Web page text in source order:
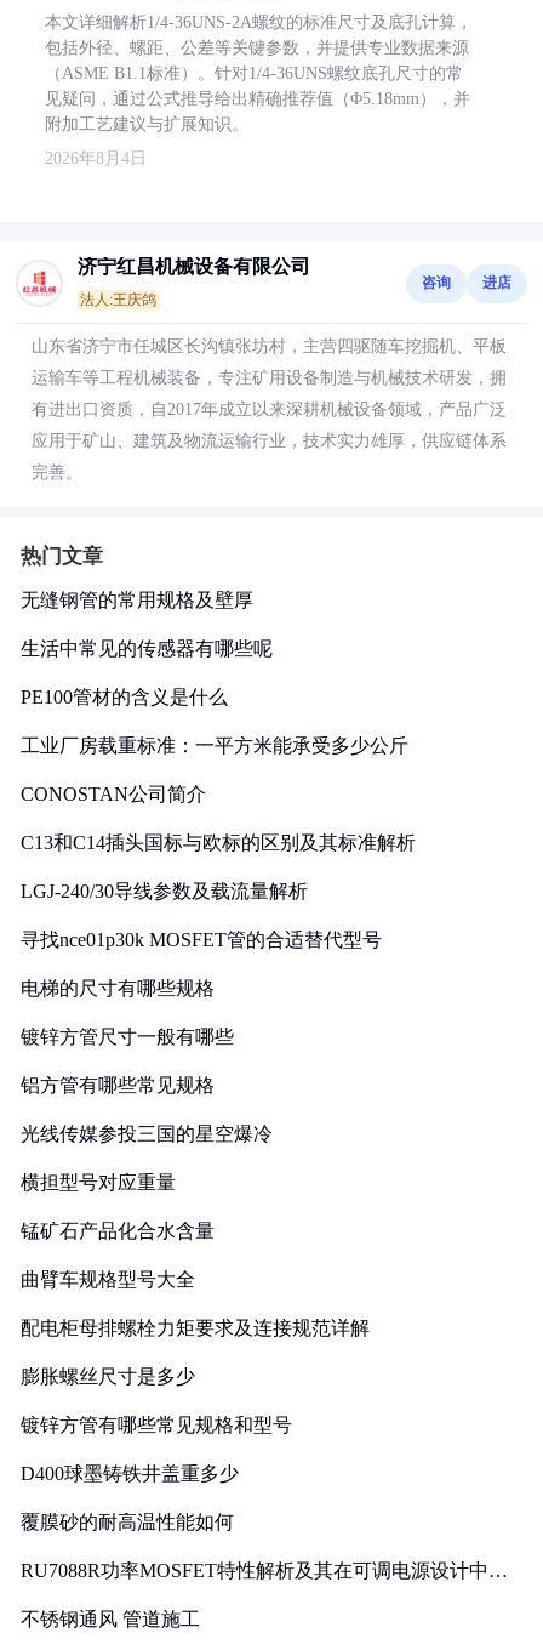
本文详细解析1/4-36UNS-2A螺纹的标准尺寸及底孔计算，
包括外径、螺距、公差等关键参数，并提供专业数据来源
（ASME B1.1标准）。针对1/4-36UNS螺纹底孔尺寸的常
见疑问，通过公式推导给出精确推荐值（Φ5.18mm），并
附加工艺建议与扩展知识。
2026年8月4日
济宁红昌机械设备有限公司
法人:王庆鸽
咨询 进店
山东省济宁市任城区长沟镇张坊村，主营四驱随车挖掘机、平板
运输车等工程机械装备，专注矿用设备制造与机械技术研发，拥
有进出口资质，自2017年成立以来深耕机械设备领域，产品广泛
应用于矿山、建筑及物流运输行业，技术实力雄厚，供应链体系
完善。
热门文章
无缝钢管的常用规格及壁厚
生活中常见的传感器有哪些呢
PE100管材的含义是什么
工业厂房载重标准：一平方米能承受多少公斤
CONOSTAN公司简介
C13和C14插头国标与欧标的区别及其标准解析
LGJ-240/30导线参数及载流量解析
寻找nce01p30k MOSFET管的合适替代型号
电梯的尺寸有哪些规格
镀锌方管尺寸一般有哪些
铝方管有哪些常见规格
光线传媒参投三国的星空爆冷
横担型号对应重量
锰矿石产品化合水含量
曲臂车规格型号大全
配电柜母排螺栓力矩要求及连接规范详解
膨胀螺丝尺寸是多少
镀锌方管有哪些常见规格和型号
D400球墨铸铁井盖重多少
覆膜砂的耐高温性能如何
RU7088R功率MOSFET特性解析及其在可调电源设计中的
不锈钢通风 管道施工